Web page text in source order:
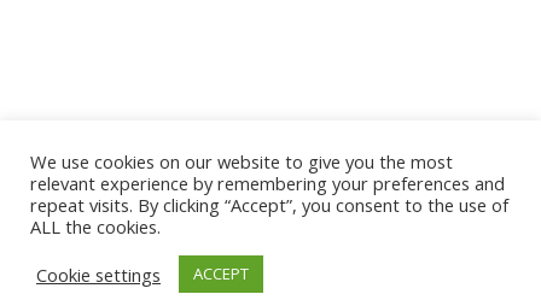
We use cookies on our website to give you the most
relevant experience by remembering your preferences and
repeat visits. By clicking “Accept”, you consent to the use of
ALL the cookies.
Cookie settings
ACCEPT